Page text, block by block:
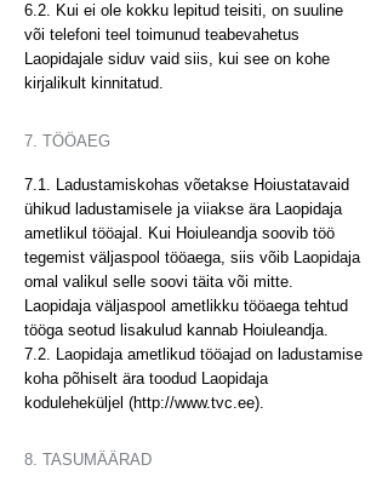
6.2. Kui ei ole kokku lepitud teisiti, on suuline
või telefoni teel toimunud teabevahetus
Laopidajale siduv vaid siis, kui see on kohe
kirjalikult kinnitatud.
7. TÖÖAEG
7.1. Ladustamiskohas võetakse Hoiustatavaid
ühikud ladustamisele ja viiakse ära Laopidaja
ametlikul tööajal. Kui Hoiuleandja soovib töö
tegemist väljaspool tööaega, siis võib Laopidaja
omal valikul selle soovi täita või mitte.
Laopidaja väljaspool ametlikku tööaega tehtud
tööga seotud lisakulud kannab Hoiuleandja.
7.2. Laopidaja ametlikud tööajad on ladustamise
koha põhiselt ära toodud Laopidaja
koduleheküljel (http://www.tvc.ee).
8. TASUMÄÄRAD